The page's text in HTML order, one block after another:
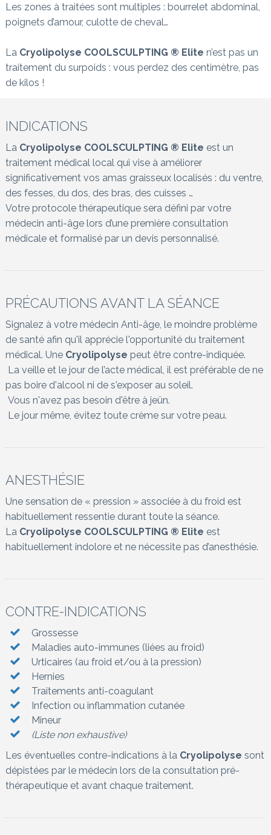
Les zones à traitées sont multiples : bourrelet abdominal,
poignets d’amour, culotte de cheval…
La Cryolipolyse COOLSCULPTING ® Elite n’est pas un
traitement du surpoids : vous perdez des centimètre, pas
de kilos !
INDICATIONS
La Cryolipolyse COOLSCULPTING ® Elite est un
traitement médical local qui vise à améliorer
significativement vos amas graisseux localisés : du ventre,
des fesses, du dos, des bras, des cuisses …
Votre protocole thérapeutique sera défini par votre
médecin anti-âge lors d’une première consultation
médicale et formalisé par un devis personnalisé.
PRÉCAUTIONS AVANT LA SÉANCE
Signalez à votre médecin Anti-âge, le moindre problème
de santé afin qu'il apprécie l'opportunité du traitement
médical. Une Cryolipolyse peut être contre-indiquée.
La veille et le jour de l’acte médical, il est préférable de ne
pas boire d'alcool ni de s'exposer au soleil.
Vous n'avez pas besoin d'être à jeûn.
Le jour même, évitez toute crème sur votre peau.
ANESTHÉSIE
Une sensation de « pression » associée à du froid est
habituellement ressentie durant toute la séance.
La Cryolipolyse COOLSCULPTING ® Elite est
habituellement indolore et ne nécessite pas d’anesthésie.
CONTRE-INDICATIONS
Grossesse
Maladies auto-immunes (liées au froid)
Urticaires (au froid et/ou à la pression)
Hernies
Traitements anti-coagulant
Infection ou inflammation cutanée
Mineur
(Liste non exhaustive)
Les éventuelles contre-indications à la Cryolipolyse sont
dépistées par le médecin lors de la consultation pré-
thérapeutique et avant chaque traitement.